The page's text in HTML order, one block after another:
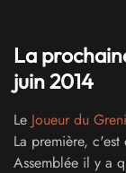
La
juin 2014
Le Joueur du
La première,
Assemblée il y a